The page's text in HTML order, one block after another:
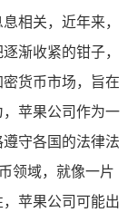
相关，近年来，
渐收紧的钳子，
货币市场，旨在
苹果公司作为一
守各国的法律法
领域，就像一片
苹果公司可能出